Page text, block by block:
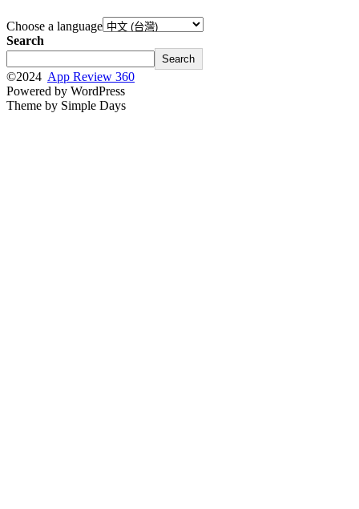
Choose a language
Search
Search
©2024 App Review 360
Powered by WordPress
Theme by Simple Days